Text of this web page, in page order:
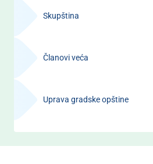
Skupština
Članovi veća
Uprava gradske opštine